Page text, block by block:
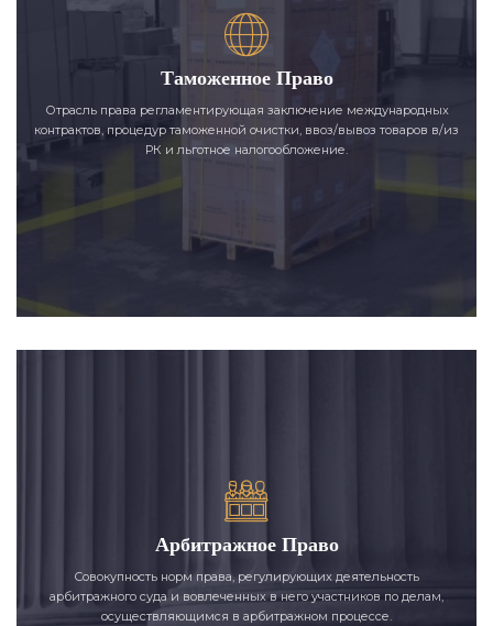
Таможенное Право
Отрасль права регламентирующая заключение международных
контрактов, процедур таможенной очистки, ввоз/вывоз товаров в/из
РК и льготное налогообложение.
Арбитражное Право
Совокупность норм права, регулирующих деятельность
арбитражного суда и вовлеченных в него участников по делам,
осуществляющимся в арбитражном процессе.